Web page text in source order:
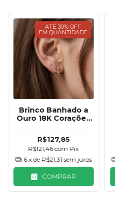
ATÉ 30% OFF
EM QUANTIDADE
Brinco Banhado a
Ouro 18K Corações
R$127,85
R$121,46com Pix
6 x de R$21,31 sem juros
COMPRAR